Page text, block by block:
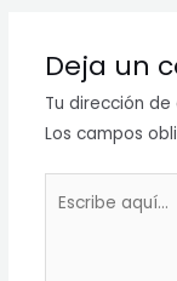
Deja un
Tu dirección
Los campos